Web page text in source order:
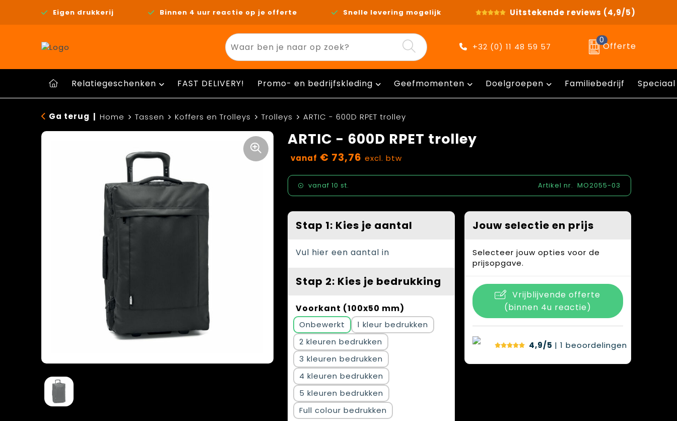
Eigen drukkerij Binnen 4 uur reactie op je offerte Snelle levering mogelijk Uitstekende reviews (4,9/5)
+32 (0) 11 48 59 57
0
Offerte
Relatiegeschenken FAST DELIVERY! Promo- en bedrijfskleding Geefmomenten Doelgroepen Familiebedrijf
Ga terug Home Tassen Koffers en Trolleys Trolleys ARTIC - 600D RPET trolley
ARTIC - 600D RPET trolley
vanaf € 73,76 excl. btw
vanaf 10 st. Artikel nr. MO2055-03
Stap 1: Kies je aantal
Vul hier een aantal in
Stap 2: Kies je bedrukking
Voorkant (100x50 mm)
Onbewerkt
1
2
3
4
5
Full colour
Jouw selectie en prijs
Selecteer jouw opties voor de
prijsopgave.
Vrijblijvende offerte
(binnen 4u reactie)
4,9/5 | 1 beoordelingen